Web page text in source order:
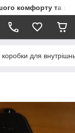
комфорту та
для